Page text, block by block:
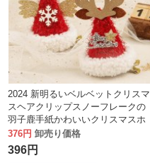
2024 新明るいベルベットクリスマ
スヘアクリップスノーフレークの
羽子鹿手紙かわいいクリスマスホ
リデー装飾ヘアアクセサリー
376円 卸売り価格
396円